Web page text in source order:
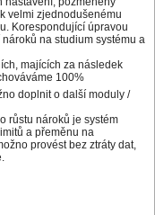
velmi zjednodušenému
Korespondující úpravou
na studium systému a
majících za následek
100%
doplnit o další moduly /
růstu nároků je systém
a přeměnu na
provést bez ztráty dat,